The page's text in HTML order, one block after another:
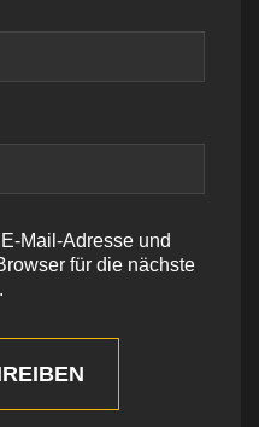
Mail-Adresse und
für die nächste